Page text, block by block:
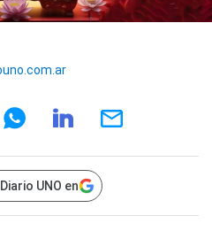
UNO en